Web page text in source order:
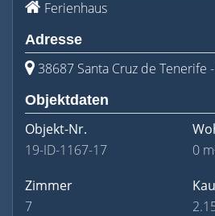
Ferienhaus
Adresse
38687 Santa Cruz de Tenerife
Objektdaten
Objekt-Nr.
19-ID-1167-17
0
Zimmer
7